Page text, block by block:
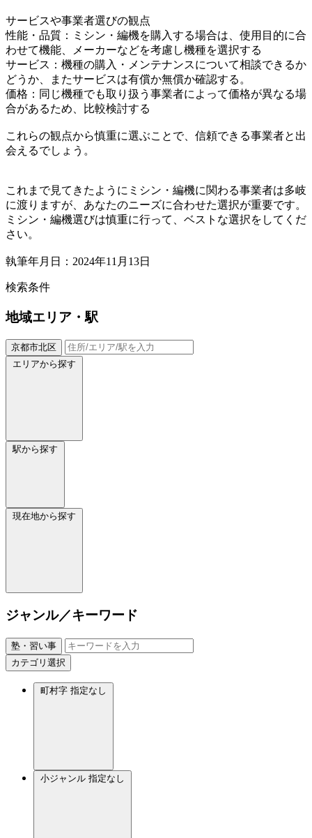
サービスや事業者選びの観点
性能・品質：ミシン・編機を購入する場合は、使用目的に合
わせて機能、メーカーなどを考慮し機種を選択する
サービス：機種の購入・メンテナンスについて相談できるか
どうか、またサービスは有償か無償か確認する。
価格：同じ機種でも取り扱う事業者によって価格が異なる場
合があるため、比較検討する
これらの観点から慎重に選ぶことで、信頼できる事業者と出
会えるでしょう。
これまで見てきたようにミシン・編機に関わる事業者は多岐
に渡りますが、あなたのニーズに合わせた選択が重要です。
ミシン・編機選びは慎重に行って、ベストな選択をしてくだ
さい。
執筆年月日：2024年11月13日
検索条件
地域エリア・駅
京都市北区
エリアから探す
駅から探す
現在地から探す
ジャンル／キーワード
塾・習い事
カテゴリ選択
町村字 指定なし
小ジャンル 指定なし